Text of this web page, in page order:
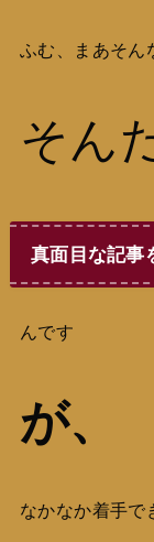
ふむ、まあそん
そん
真面目な記事
んです
が、
なかなか着手で